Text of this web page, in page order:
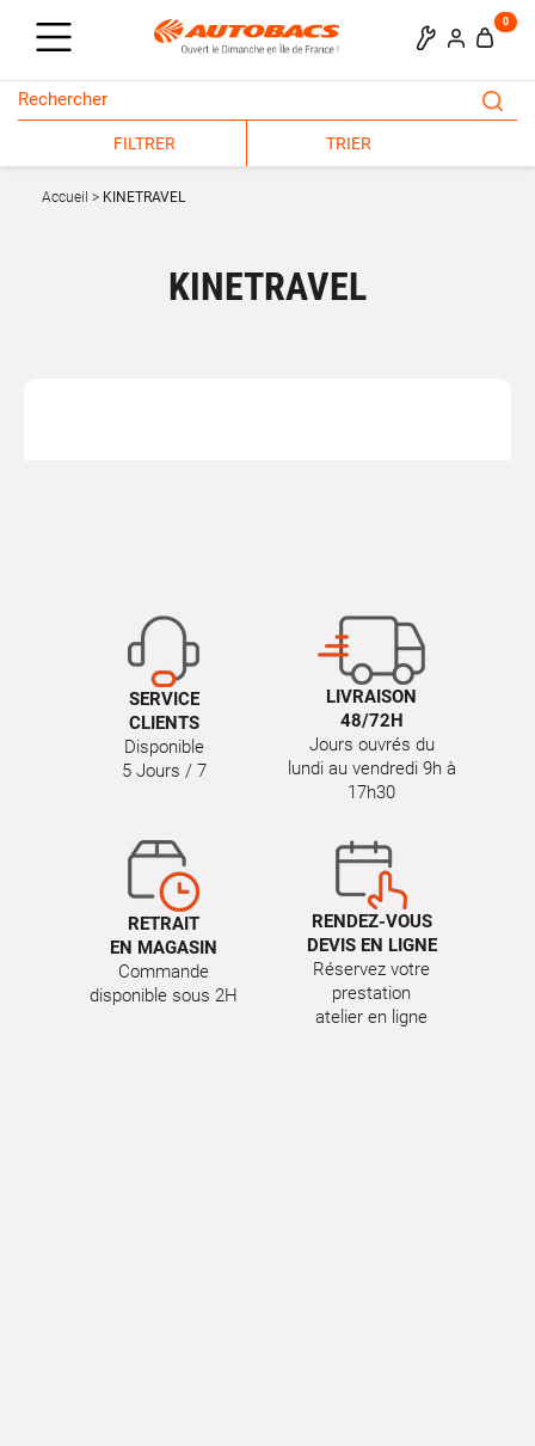
0
FILTRER TRIER
Accueil KINETRAVEL
KINETRAVEL
SERVICE
CLIENTS
Disponible
5 Jours / 7
LIVRAISON
48/72H
Jours ouvrés du
lundi au vendredi 9h à
17h30
RETRAIT
EN MAGASIN
Commande
disponible sous 2H
RENDEZ-VOUS
DEVIS EN LIGNE
Réservez votre
prestation
atelier en ligne